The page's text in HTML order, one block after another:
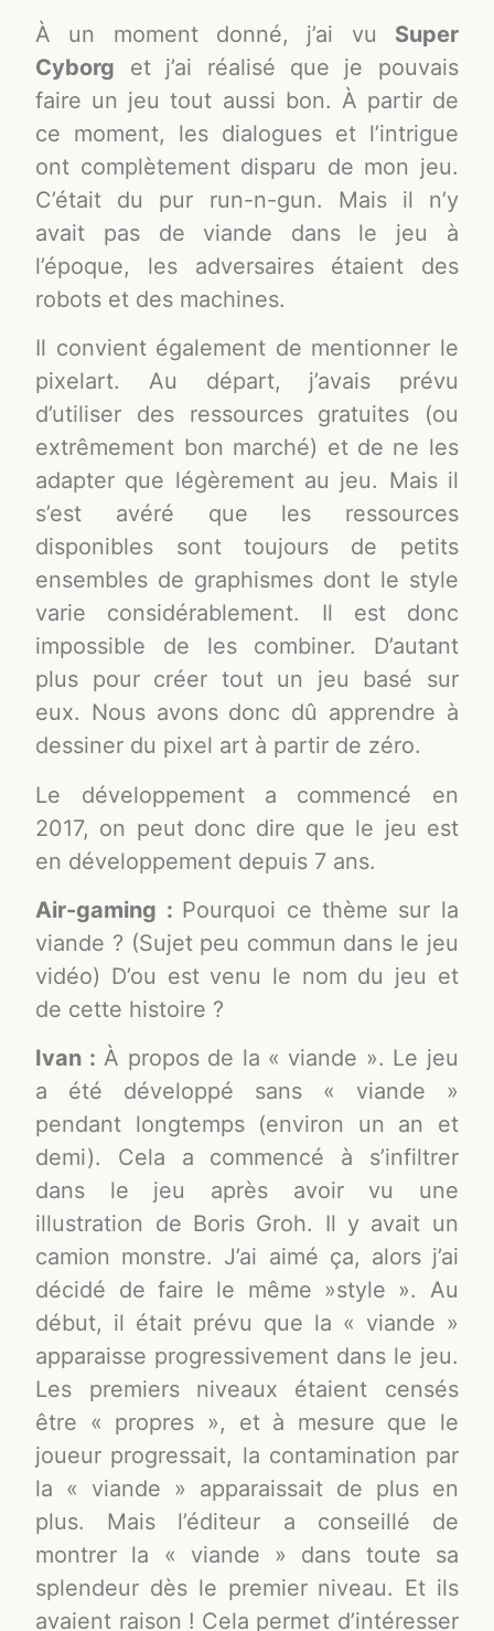
À un moment donné, j’ai vu Super
Cyborg et j’ai réalisé que je pouvais
faire un jeu tout aussi bon. À partir de
ce moment, les dialogues et l’intrigue
ont complètement disparu de mon jeu.
C’était du pur run-n-gun. Mais il n’y
avait pas de viande dans le jeu à
l’époque, les adversaires étaient des
robots et des machines.
Il convient également de mentionner le
pixelart. Au départ, j’avais prévu
d’utiliser des ressources gratuites (ou
extrêmement bon marché) et de ne les
adapter que légèrement au jeu. Mais il
s’est avéré que les ressources
disponibles sont toujours de petits
ensembles de graphismes dont le style
varie considérablement. Il est donc
impossible de les combiner. D’autant
plus pour créer tout un jeu basé sur
eux. Nous avons donc dû apprendre à
dessiner du pixel art à partir de zéro.
Le développement a commencé en
2017, on peut donc dire que le jeu est
en développement depuis 7 ans.
Air-gaming : Pourquoi ce thème sur la
viande ? (Sujet peu commun dans le jeu
vidéo) D’ou est venu le nom du jeu et
de cette histoire ?
Ivan : À propos de la « viande ». Le jeu
a été développé sans « viande »
pendant longtemps (environ un an et
demi). Cela a commencé à s’infiltrer
dans le jeu après avoir vu une
illustration de Boris Groh. Il y avait un
camion monstre. J’ai aimé ça, alors j’ai
décidé de faire le même »style ». Au
début, il était prévu que la « viande »
apparaisse progressivement dans le jeu.
Les premiers niveaux étaient censés
être « propres », et à mesure que le
joueur progressait, la contamination par
la « viande » apparaissait de plus en
plus. Mais l’éditeur a conseillé de
montrer la « viande » dans toute sa
splendeur dès le premier niveau. Et ils
avaient raison ! Cela permet d’intéresser